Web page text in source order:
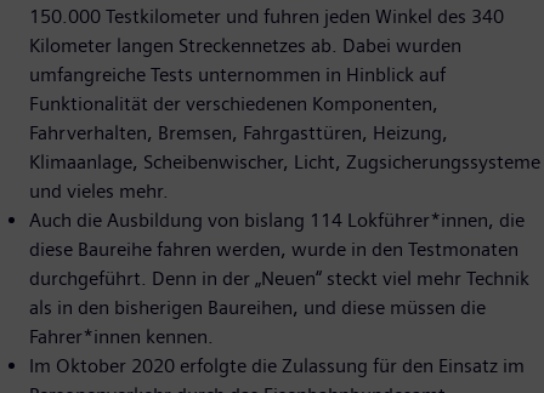
150.000 Testkilometer und fuhren jeden Winkel des 340
Kilometer langen Streckennetzes ab. Dabei wurden
umfangreiche Tests unternommen in Hinblick auf
Funktionalität der verschiedenen Komponenten,
Fahrverhalten, Bremsen, Fahrgasttüren, Heizung,
Klimaanlage, Scheibenwischer, Licht, Zugsicherungssysteme
und vieles mehr.
Auch die Ausbildung von bislang 114 Lokführer*innen, die
diese Baureihe fahren werden, wurde in den Testmonaten
durchgeführt. Denn in der „Neuen“ steckt viel mehr Technik
als in den bisherigen Baureihen, und diese müssen die
Fahrer*innen kennen.
Im Oktober 2020 erfolgte die Zulassung für den Einsatz im